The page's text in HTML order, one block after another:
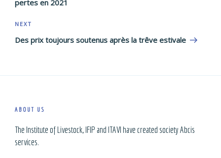
pertes en 2021
Next
Post
NEXT
Des prix toujours soutenus après la trêve estivale
ABOUT US
The Institute of Livestock, IFIP and ITAVI have created society Abcis
services.